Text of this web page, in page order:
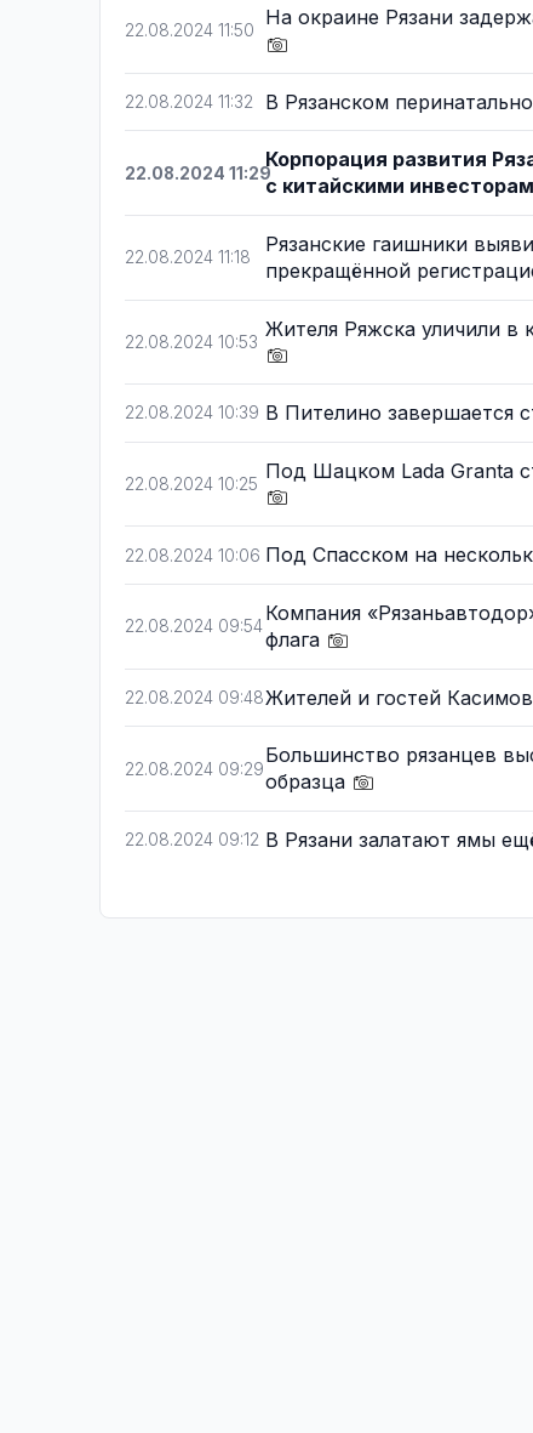
22.08.2024 11:50
На окраине Рязани
22.08.2024 11:32 В Рязанском
22.08.2024 11:29
Корпорация развития
с китайскими
22.08.2024 11:18
Рязанские гаишники
прекращённой
22.08.2024 10:53
Жителя Ряжска уличили в
22.08.2024 10:39 В Пителино завершается
22.08.2024 10:25
Под Шацком Lada Granta
22.08.2024 10:06 Под Спасском на
22.08.2024 09:54
Компания
флага
22.08.2024 09:48Жителей и гостей
22.08.2024 09:29
Большинство рязанцев
образца
22.08.2024 09:12 В Рязани залатают ямы